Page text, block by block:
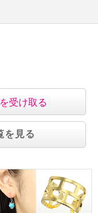
受け取る
を見る